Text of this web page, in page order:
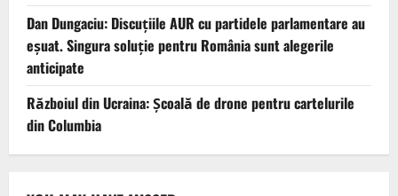
Dan Dungaciu: Discuțiile AUR cu partidele parlamentare au
eșuat. Singura soluție pentru România sunt alegerile
anticipate
Războiul din Ucraina: Școală de drone pentru cartelurile
din Columbia